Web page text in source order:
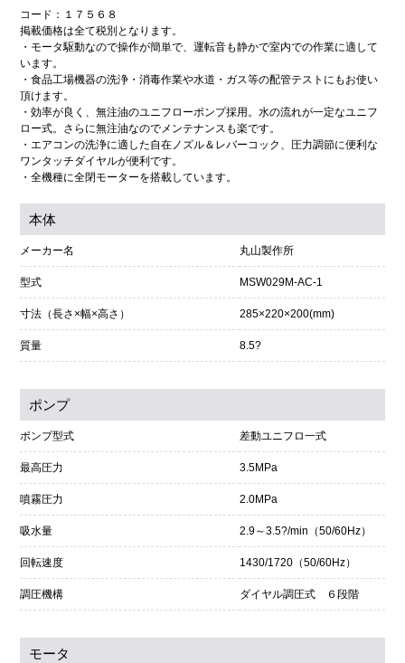
コード：１７５６８
掲載価格は全て税別となります。
・モータ駆動なので操作が簡単で、運転音も静かで室内での作業に適して
います。
・食品工場機器の洗浄・消毒作業や水道・ガス等の配管テストにもお使い
頂けます。
・効率が良く、無注油のユニフローポンプ採用。水の流れが一定なユニフ
ロー式。さらに無注油なのでメンテナンスも楽です。
・エアコンの洗浄に適した自在ノズル＆レバーコック、圧力調節に便利な
ワンタッチダイヤルが便利です。
・全機種に全閉モーターを搭載しています。
本体
メーカー名 丸山製作所
型式 MSW029M-AC-1
寸法（長さ×幅×高さ） 285×220×200(mm)
質量 8.5?
ポンプ
ポンプ型式 差動ユニフロ一式
最高圧力 3.5MPa
噴霧圧力 2.0MPa
吸水量 2.9～3.5?/min（50/60Hz）
回転速度 1430/1720（50/60Hz）
調圧機構 ダイヤル調圧式 ６段階
モータ